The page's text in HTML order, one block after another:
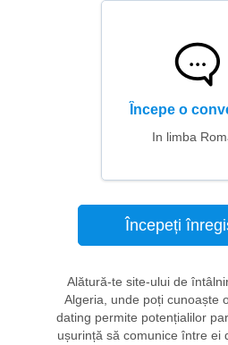
Începe o
In limba
Începeți
Alătură-te site-ului de
Algeria, unde poți cunoaște
dating permite potențialilor
ușurință să comunice între ei